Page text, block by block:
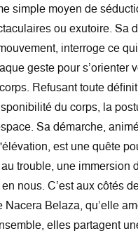
simple moyen de
ou exutoire. Sa
interroge ce
geste pour s’orienter
Refusant toute
du corps, la
Sa démarche,
est une quête
trouble, une immersion
nous. C’est aux côtés
Nacera Belaza, qu’elle
elles partagent